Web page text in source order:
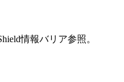
情報バリア参照。